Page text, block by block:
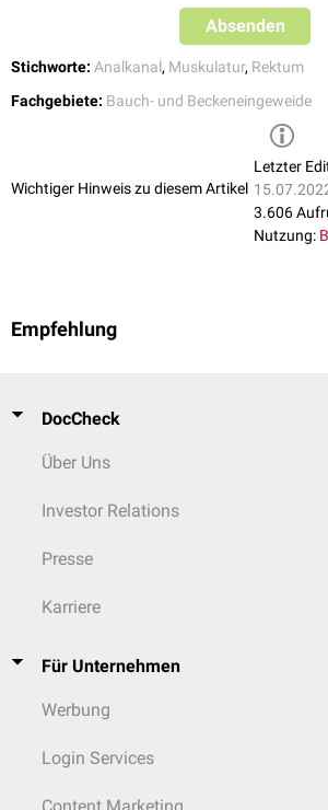
Absenden
Stichworte: Analkanal, Muskulatur, Rektum
Fachgebiete: Bauch- und Beckeneingeweide
Wichtiger Hinweis zu diesem Artikel
Letzter
3.606
Nutzung:
Empfehlung
DocCheck
Über Uns
Investor Relations
Presse
Karriere
Für Unternehmen
Werbung
Login Services